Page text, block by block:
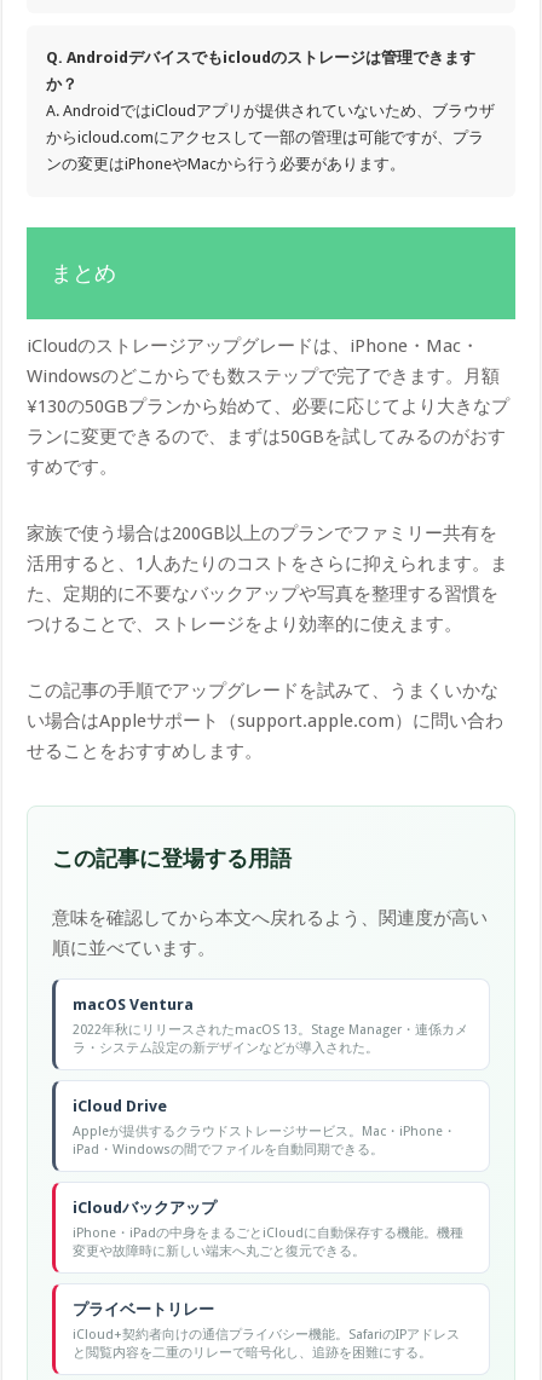
Q. Androidデバイスでもicloudのストレージは管理できます
か？
A. AndroidではiCloudアプリが提供されていないため、ブラウザ
からicloud.comにアクセスして一部の管理は可能ですが、プラ
ンの変更はiPhoneやMacから行う必要があります。
まとめ
iCloudのストレージアップグレードは、iPhone・Mac・
Windowsのどこからでも数ステップで完了できます。月額
¥130の50GBプランから始めて、必要に応じてより大きなプ
ランに変更できるので、まずは50GBを試してみるのがおす
すめです。
家族で使う場合は200GB以上のプランでファミリー共有を
活用すると、1人あたりのコストをさらに抑えられます。ま
た、定期的に不要なバックアップや写真を整理する習慣を
つけることで、ストレージをより効率的に使えます。
この記事の手順でアップグレードを試みて、うまくいかな
い場合はAppleサポート（support.apple.com）に問い合わ
せることをおすすめします。
この記事に登場する用語
意味を確認してから本文へ戻れるよう、関連度が高い
順に並べています。
macOS Ventura
2022年秋にリリースされたmacOS 13。Stage Manager・連係カメ
ラ・システム設定の新デザインなどが導入された。
iCloud Drive
Appleが提供するクラウドストレージサービス。Mac・iPhone・
iPad・Windowsの間でファイルを自動同期できる。
iCloudバックアップ
iPhone・iPadの中身をまるごとiCloudに自動保存する機能。機種
変更や故障時に新しい端末へ丸ごと復元できる。
プライベートリレー
iCloud+契約者向けの通信プライバシー機能。SafariのIPアドレス
と閲覧内容を二重のリレーで暗号化し、追跡を困難にする。